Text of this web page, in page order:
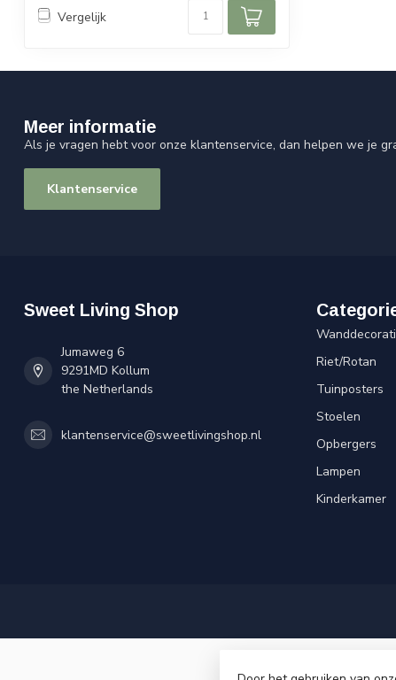
Vergelijk
Meer informatie
Als je vragen hebt voor onze klantenservice, dan helpen we je
Klantenservice
Sweet Living Shop
Jumaweg 6
9291MD Kollum
the Netherlands
klantenservice@sweetlivingshop.nl
Riet/Rotan
Tuinposters
Stoelen
Opbergers
Lampen
Kinderkamer